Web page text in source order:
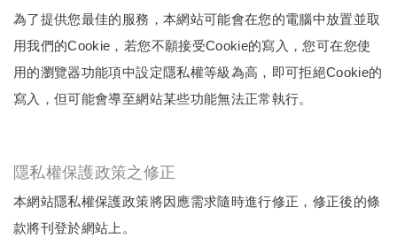
為了提供您最佳的服務，本網站可能會在您的電腦中放置並取
用我們的Cookie，若您不願接受Cookie的寫入，您可在您使
用的瀏覽器功能項中設定隱私權等級為高，即可拒絕Cookie的
寫入，但可能會導至網站某些功能無法正常執行。
隱私權保護政策之修正
本網站隱私權保護政策將因應需求隨時進行修正，修正後的條
款將刊登於網站上。